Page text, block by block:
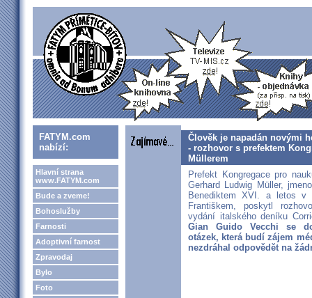
FATYM.com
nabízí:
Hlavní strana
www.FATYM.com
Bude a zveme!
Bohoslužby
Farnosti
Adoptivní farnost
Zpravodaj
Bylo
Foto
Člověk je napadán novými
- rozhovor s prefektem
Müllerem
Prefekt Kongregace pro
Gerhard Ludwig Müller,
Benediktem XVI. a letos v
Františkem, poskytl
vydání italského deníku
Gian Guido Vecchi se
otázek, která budí zájem
nezdráhal odpovědět na